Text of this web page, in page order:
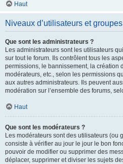
Haut
Niveaux d’utilisateurs et groupes
Que sont les administrateurs ?
Les administrateurs sont les utilisateurs
sur tout le forum. Ils contrôlent tous les
permissions, le bannissement, la création
modérateurs, etc., selon les permissions
aux autres administrateurs. Ils peuvent
modération sur l’ensemble des forums,
Haut
Que sont les modérateurs ?
Les modérateurs sont des utilisateurs (ou
consiste à vérifier au jour le jour le bon
pouvoir de modifier ou supprimer des
déplacer, supprimer et diviser les sujets